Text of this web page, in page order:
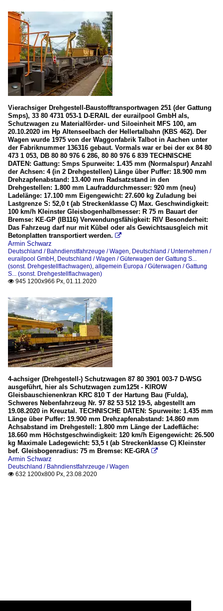
Vierachsiger Drehgestell-Baustofftransportwagen 251 (der Gattung
Smps), 33 80 4731 053-1 D-ERAIL der eurailpool GmbH als,
Schutzwagen zu Materialförder- und Siloeinheit MFS 100, am
20.10.2020 im Hp Altenseelbach der Hellertalbahn (KBS 462). Der
Wagen wurde 1975 von der Waggonfabrik Talbot in Aachen unter
der Fabriknummer 136316 gebaut. Vormals war er bei der ex 84 80
473 1 053, DB 80 80 976 6 286, 80 80 976 6 839 TECHNISCHE
DATEN: Gattung: Smps Spurweite: 1.435 mm (Normalspur) Anzahl
der Achsen: 4 (in 2 Drehgestellen) Länge über Puffer: 18.900 mm
Drehzapfenabstand: 13.400 mm Radsatzstand in den
Drehgestellen: 1.800 mm Laufraddurchmesser: 920 mm (neu)
Ladelänge: 17.100 mm Eigengewicht: 27.600 kg Zuladung bei
Lastgrenze S: 52,0 t (ab Streckenklasse C) Max. Geschwindigkeit:
100 km/h Kleinster Gleisbogenhalbmesser: R 75 m Bauart der
Bremse: KE-GP (IB116) Verwendungsfähigkeit: RIV Besonderheit:
Das Fahrzeug darf nur mit Kübel oder als Gewichtsausgleich mit
Betonplatten transportiert werden. 
Armin Schwarz
Deutschland / Bahndienstfahrzeuge / Wagen, Deutschland / Unternehmen /
eurailpool GmbH , Deutschland / Wagen / Güterwagen der Gattung S...
(sonst. Drehgestellflachwagen), allgemein Europa / Güterwagen / Gattung
S... (sonst. Drehgestellflachwagen)
 945 1200x966 Px, 01.11.2020
4-achsiger (Drehgestell-) Schutzwagen 87 80 3901 003-7 D-WSG
ausgeführt, hier als Schutzwagen zum125t - KIROW
Gleisbauschienenkran KRC 810 T der Hartung Bau (Fulda),
Schweres Nebenfahrzeug Nr. 97 82 53 512 19-5, abgestellt am
19.08.2020 in Kreuztal. TECHNISCHE DATEN: Spurweite: 1.435 mm
Länge über Puffer: 19.900 mm Drehzapfenabstand: 14.860 mm
Achsabstand im Drehgestell: 1.800 mm Länge der Ladefläche:
18.660 mm Höchstgeschwindigkeit: 120 km/h Eigengewicht: 26.500
kg Maximale Ladegewicht: 53,5 t (ab Streckenklasse C) Kleinster
bef. Gleisbogenradius: 75 m Bremse: KE-GRA 
Armin Schwarz
Deutschland / Bahndienstfahrzeuge / Wagen
 632 1200x800 Px, 23.08.2020